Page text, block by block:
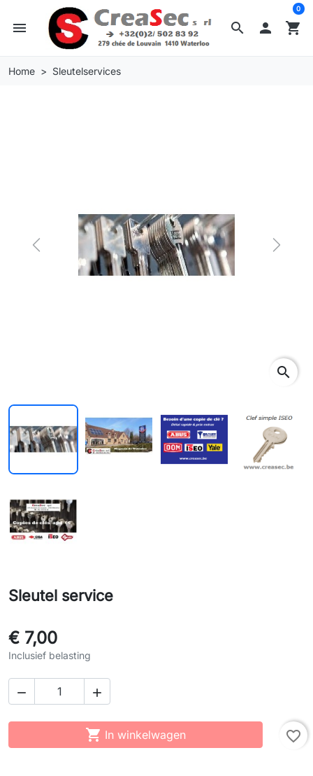
search
menu  shopping_cart
0
Home Sleutelservices
Previous Next
search
Sleutel service
€ 7,00
Inclusief belasting
 
 In winkelwagen favorite_border